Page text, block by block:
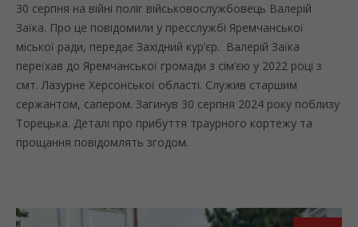
30 серпня на війні поліг військовослужбовець Валерій
Заїка. Про це повідомили у пресслужбі Яремчанської
міської ради, передає Західний кур’єр. Валерій Заїка
переїхав до Яремчанської громади з сім’єю у 2022 році з
смт. Лазурне Херсонської області. Служив старшим
сержантом, сапером. Загинув 30 серпня 2024 року поблизу
Торецька. Деталі про прибуття траурного кортежу та
прощання повідомлять згодом.